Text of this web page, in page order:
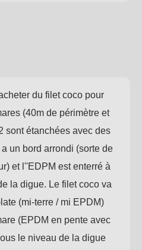
du filet coco pour
(40m de périmètre et
sont étanchées avec des
un bord arrondi (sorte de
et l''EDPM est enterré à
la digue. Le filet coco va
(mi-terre / mi EPDM)
(EPDM en pente avec
le niveau de la digue